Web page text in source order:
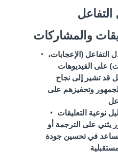
والمشاركات
(الإعجابات،
على الفيديوهات
قد تشير إلى نجاح
وتحفيزهم على
نوعية التعليقات
يثني على الترجمة أو
في تحسين جودة